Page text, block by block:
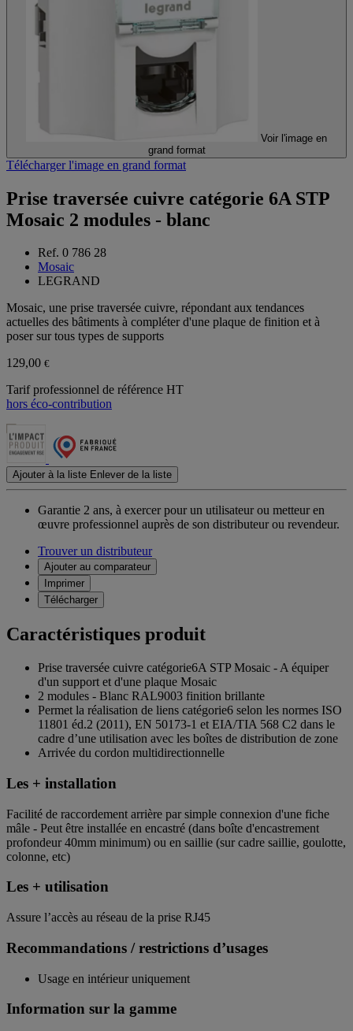
Voir l'image en
grand format
Télécharger l'image en grand format
Prise traversée cuivre catégorie 6A STP
Mosaic 2 modules - blanc
Ref. 0 786 28
Mosaic
LEGRAND
Mosaic, une prise traversée cuivre, répondant aux tendances
actuelles des bâtiments à compléter d'une plaque de finition et à
poser sur tous types de supports
129,00 €
Tarif professionnel de référence HT
hors éco-contribution
Ajouter à la liste Enlever de la liste
Garantie 2 ans, à exercer pour un utilisateur ou metteur en
œuvre professionnel auprès de son distributeur ou revendeur.
Trouver un distributeur
Ajouter au comparateur
Imprimer
Télécharger
Caractéristiques produit
Prise traversée cuivre catégorie6A STP Mosaic - A équiper
d'un support et d'une plaque Mosaic
2 modules - Blanc RAL9003 finition brillante
Permet la réalisation de liens catégorie6 selon les normes ISO
11801 éd.2 (2011), EN 50173-1 et EIA/TIA 568 C2 dans le
cadre d’une utilisation avec les boîtes de distribution de zone
Arrivée du cordon multidirectionnelle
Les + installation
Facilité de raccordement arrière par simple connexion d'une fiche
mâle - Peut être installée en encastré (dans boîte d'encastrement
profondeur 40mm minimum) ou en saillie (sur cadre saillie, goulotte,
colonne, etc)
Les + utilisation
Assure l’accès au réseau de la prise RJ45
Recommandations / restrictions d’usages
Usage en intérieur uniquement
Information sur la gamme